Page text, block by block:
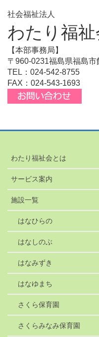
社会福祉法人
わたり福祉
【本部事務局】
〒960-0231福島県福島
TEL：024-542-8755
FAX：024-543-1693
わたり福祉会とは
サービス案内
施設一覧
はなひらの
はなしのぶ
はなみずき
はなゆまち
さくら保育園
さくらみなみ保育園